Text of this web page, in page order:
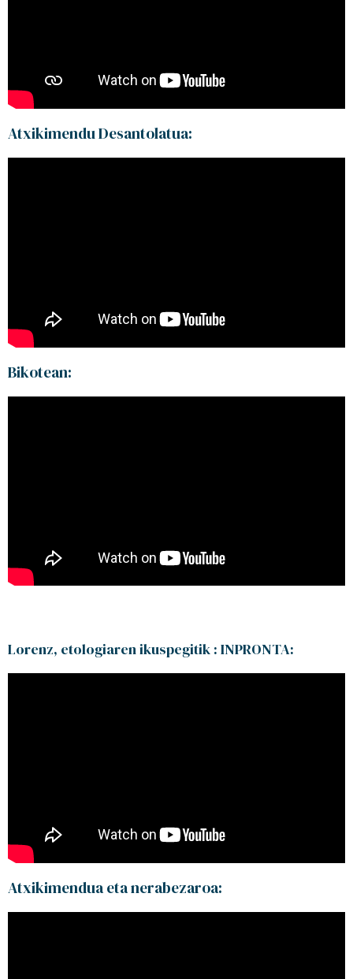
Atxikimendu Desantolatua:
Bikotean:
Lorenz, etologiaren ikuspegitik : INPRONTA:
Atxikimendua eta nerabezaroa: